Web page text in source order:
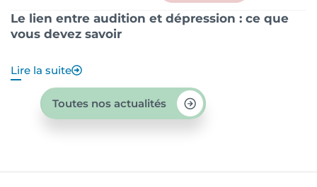
Le lien entre audition et dépression : ce que
vous devez savoir
Lire la suite
Toutes nos actualités